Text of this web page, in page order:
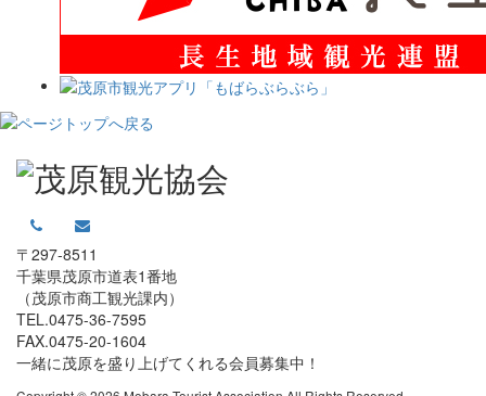
〒297-8511
千葉県茂原市道表1番地
（茂原市商工観光課内）
TEL.0475-36-7595
FAX.0475-20-1604
一緒に茂原を盛り上げてくれる会員募集中！